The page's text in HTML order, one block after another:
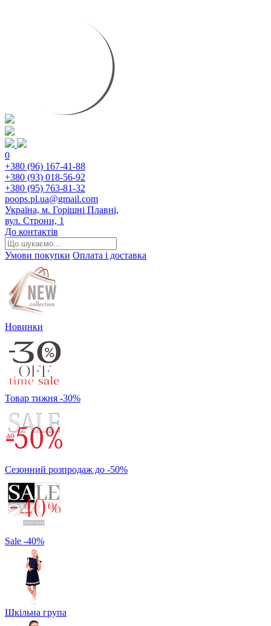
0
+380 (96) 167-41-88
+380 (93) 018-56-92
+380 (95) 763-81-32
poops.pl.ua@gmail.com
Україна, м. Горішні Плавні,
вул. Строни, 1
До контактів
Умови покупки Оплата і доставка
Новинки
Товар тижня -30%
Сезонний розпродаж до -50%
Sale -40%
Шкільна група